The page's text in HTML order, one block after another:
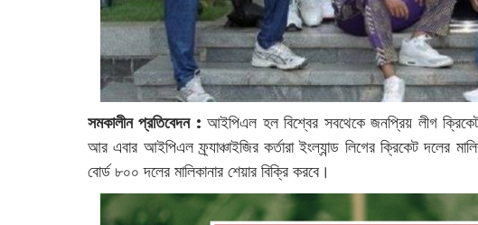
সমকালীন প্রতিবেদন : আইপিএল হল বিশ্বের সবথেকে জনপ্রিয় লীগ
আর এবার আইপিএল ফ্র্যাঞ্চাইজির কর্তারা ইংল্যান্ড লিগের ক্রিকেট দলের
বোর্ড ৮০০ দলের মালিকানার শেয়ার বিক্রি করবে।